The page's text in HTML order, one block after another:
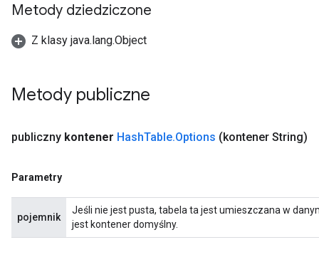
Metody dziedziczone
Z klasy java.lang.Object
Metody publiczne
publiczny kontener HashTable.Options (kontener String)
Parametry
pojemnik
Jeśli nie jest pusta, tabela ta jest umieszczana w
jest kontener domyślny.